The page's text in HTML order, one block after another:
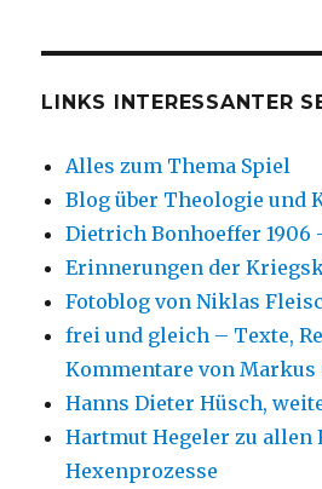
LINKS INTERESSANTER
Alles zum Thema Spiel
Blog über Theologie und
Dietrich Bonhoeffer 1906
Erinnerungen der
Fotoblog von Niklas
frei und gleich – Texte,
Kommentare von
Hanns Dieter Hüsch,
Hartmut Hegeler zu allen
Hexenprozesse